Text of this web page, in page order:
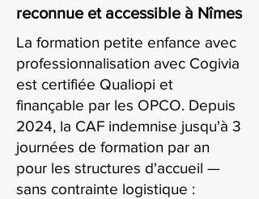
reconnue et accessible à Nîmes
La formation petite enfance avec
professionnalisation avec Cogivia
est certifiée Qualiopi et
finançable par les OPCO. Depuis
2024, la CAF indemnise jusqu'à 3
journées de formation par an
pour les structures d'accueil —
sans contrainte logistique :